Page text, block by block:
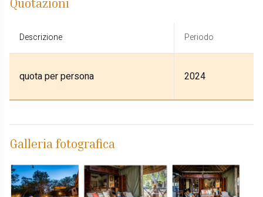
Quotazioni
Descrizione Periodo
quota per persona 2024
Galleria fotografica